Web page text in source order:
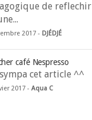
de reflechir
2017 - DJÉDJÉ
café Nespresso
cet article ^^
2017 - Aqua C